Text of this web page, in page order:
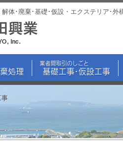
体･廃棄･基礎･仮設・エクステリア･外
処理
業者間取引のしごと
基礎工事･仮設工事
事